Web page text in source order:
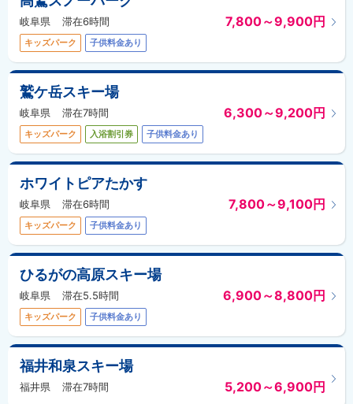
岐阜県 滞在6時間 7,800～9,900円
キッズパーク 子供料金あり
鷲ケ岳スキー場
岐阜県 滞在7時間 6,300～9,200円
キッズパーク 入浴割引券 子供料金あり
ホワイトピアたかす
岐阜県 滞在6時間 7,800～9,100円
キッズパーク 子供料金あり
ひるがの高原スキー場
岐阜県 滞在5.5時間 6,900～8,800円
キッズパーク 子供料金あり
福井和泉スキー場
福井県 滞在7時間 5,200～6,900円